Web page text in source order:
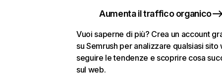
Aumenta il traffico organico
Vuoi saperne di più? Crea un account
su Semrush per analizzare qualsiasi sito
seguire le tendenze e scoprire cosa
sul web.